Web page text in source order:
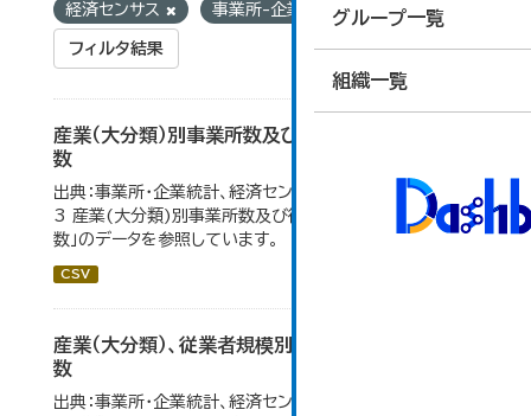
グループ一覧
組織一覧
経済センサス 事業所-企業統計
フィルタ結果
産業（大分類）別事業所数及び従業の地位別従業者
数
出典：事業所・企業統計、経済センサス。 大仙市の統計「4-
3 産業(大分類)別事業所数及び従業上の地位別従業者
数」のデータを参照しています。
CSV
産業（大分類）、従業者規模別事業所数及び従業者
数
出典：事業所・企業統計、経済センサス。大仙市の統計「産業